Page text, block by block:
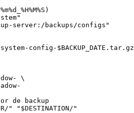
server:/backups/configs"
config-
\
de backup
" "$DESTINATION/"